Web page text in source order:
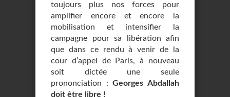
toujours plus nos forces pour
amplifier encore et encore la
mobilisation et intensifier la
campagne pour sa libération afin
que dans ce rendu à venir de la
cour d’appel de Paris, à nouveau
soit dictée une seule
prononciation :Georges Abdallah
doit être libre !